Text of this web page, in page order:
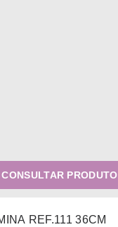
CONSULTAR PRODUTO
REF.111 36CM